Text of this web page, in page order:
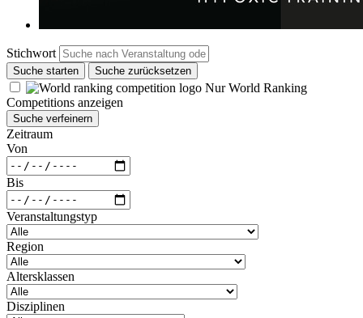
Stichwort
Suche starten Suche zurücksetzen
Nur World Ranking
Competitions anzeigen
Suche verfeinern
Zeitraum
Von
Bis
Veranstaltungstyp
Region
Altersklassen
Disziplinen